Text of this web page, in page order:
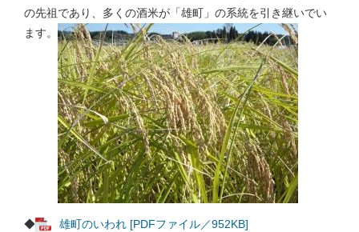
の先祖であり、多くの酒米が「雄町」の系統を引き継いでい
ます。
◆ 雄町のいわれ [PDFファイル／952KB]